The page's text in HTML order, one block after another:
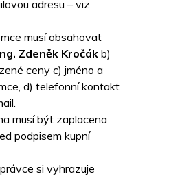
adresu – viz
musí obsahovat
Zdeněk Kročák b)
ceny c) jméno a
d) telefonní kontakt
musí být zaplacena
podpisem kupní
si vyhrazuje